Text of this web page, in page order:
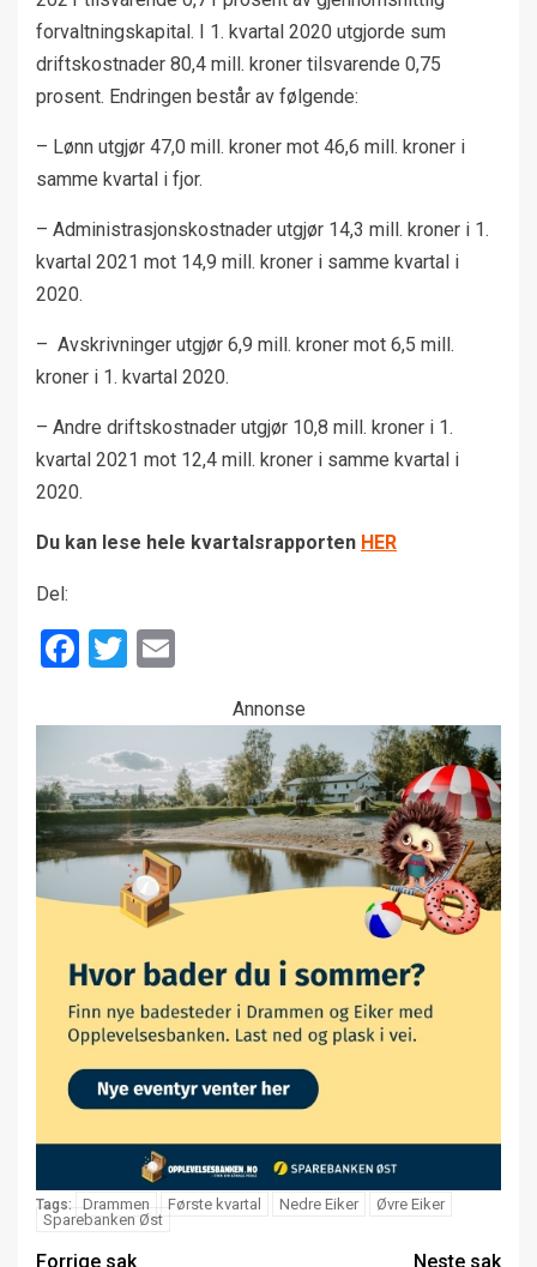
forvaltningskapital. I 1. kvartal 2020 utgjorde sum
driftskostnader 80,4 mill. kroner tilsvarende 0,75
prosent. Endringen består av følgende:
– Lønn utgjør 47,0 mill. kroner mot 46,6 mill. kroner i
samme kvartal i fjor.
– Administrasjonskostnader utgjør 14,3 mill. kroner i 1.
kvartal 2021 mot 14,9 mill. kroner i samme kvartal i
2020.
– Avskrivninger utgjør 6,9 mill. kroner mot 6,5 mill.
kroner i 1. kvartal 2020.
– Andre driftskostnader utgjør 10,8 mill. kroner i 1.
kvartal 2021 mot 12,4 mill. kroner i samme kvartal i
2020.
Du kan lese hele kvartalsrapporten HER
Del:
Facebook
Twitter
Annonse
Tags: Drammen Første kvartal Nedre Eiker
Øvre Eiker
Sparebanken Øst
Forrige sak
Neste sak